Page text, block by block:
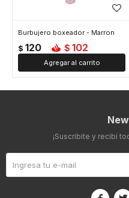
Burbujero boxeador - Marron
$ 120 $ 102
¡Suscribite y recibí